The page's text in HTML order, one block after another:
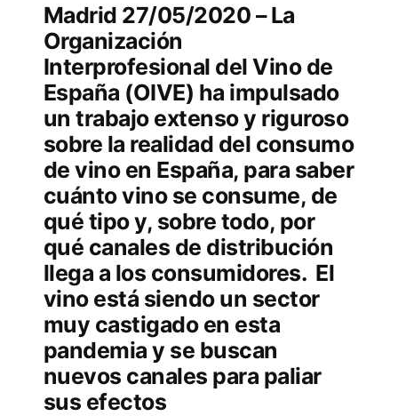
Madrid 27/05/2020 – La
Organización
Interprofesional del Vino de
España (OIVE) ha impulsado
un trabajo extenso y riguroso
sobre la realidad del consumo
de vino en España, para saber
cuánto vino se consume, de
qué tipo y, sobre todo, por
qué canales de distribución
llega a los consumidores. El
vino está siendo un sector
muy castigado en esta
pandemia y se buscan
nuevos canales para paliar
sus efectos